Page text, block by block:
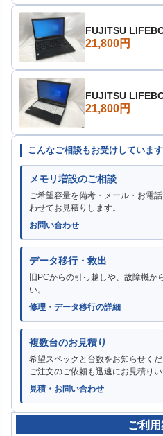
FUJITSU
21,800円
FUJITSU
21,800円
こんなご相談もお受けしています
メモリ増設のご相談
ご希望容量を備考・メール・お電
わせてお見積りします。
お問い合わせ
データ移行・救出
旧PCからの引っ越しや、故障機か
い。
修理・データ移行の詳細
複数台のお見積り
希望スペックと台数をお知らせく
ご注文のご依頼も迅速にお見積りい
見積・お問い合わせ
ご利